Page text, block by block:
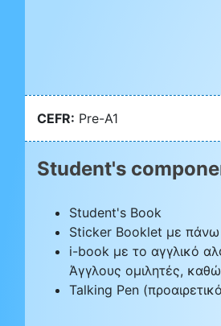
CEFR: Pre-A1
Student's
Student's Book
Sticker Booklet με
i-book με το αγγλικό
Άγγλους ομιλητές,
Talking Pen